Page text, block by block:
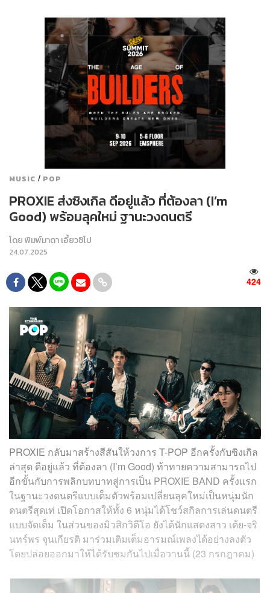
MUSIC / POP
PROXIE ส่งซิงเกิล ดีอยู่แล้ว ที่ต้องลา (I’m
Good) พร้อมลุคใหม่ ฐานะวงดนตรี
โดยพิมพ์มาดา เอี้ยวซิโป
24.07.2025
424
PROXIE กลับมาสร้างสีสันให้วงการ T-POP อีกครั้งกับซิงเกิล
ล่าสุด ดีอยู่แล้ว ที่ต้องลา (I’m Good) ท้าทายความสามารถไป
อีกขั้นกับการพลิกบทบาทสู่การเป็น PROXIE BAND ครั้งแรก
ในฐานะวงดนตรีแบบเต็มตัวพร้อมเปลี่ยนลุคใหม่เป็นหนุ่มนัก
ดนตรีสุดเท่ เปิดโอกาสให้ทั้ง 6 หนุ่มได้โชว์สกิลการเล่นดนตรี
แบบจัดเต็ม ในส่วนของมิวสิกวิดีโอ ยังได้นักแสดงสาว เต้ย-จริ
นทร์พร จุนเกียรติ มาร่วมเติมเต็มอารมณ์เพลงได้อย่างลงตัว
โดยปล่อยออกมาให้ได้รับชมกันไปเมื่อวานนี้ (23 กรกฎาคม)